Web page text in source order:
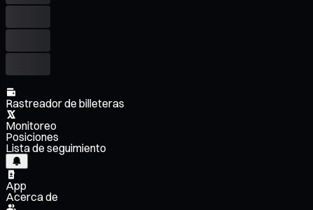
Rastreador de billeteras
Monitoreo
Posiciones
Lista de seguimiento
App
Acerca de